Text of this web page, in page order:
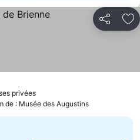
Partager
privées
de : Musée des Augustins